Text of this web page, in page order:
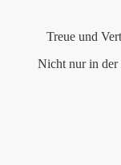
Treue und
Nicht nur in der
2011
am 01. Juli